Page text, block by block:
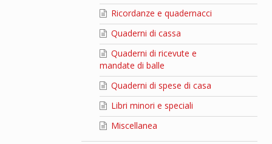
Ricordanze e quadernacci
Quaderni di cassa
Quaderni di ricevute e
mandate di balle
Quaderni di spese di casa
Libri minori e speciali
Miscellanea